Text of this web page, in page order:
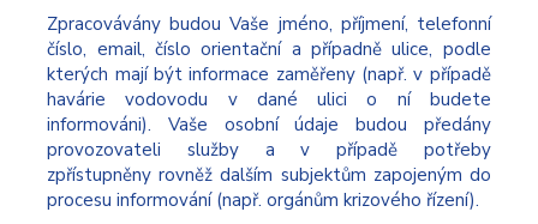
Zpracovávány budou Vaše jméno, příjmení, telefonní
číslo, email, číslo orientační a případně ulice, podle
kterých mají být informace zaměřeny (např. v případě
havárie vodovodu v dané ulici o ní budete
informováni). Vaše osobní údaje budou předány
provozovateli služby a v případě potřeby
zpřístupněny rovněž dalším subjektům zapojeným do
procesu informování (např. orgánům krizového řízení).